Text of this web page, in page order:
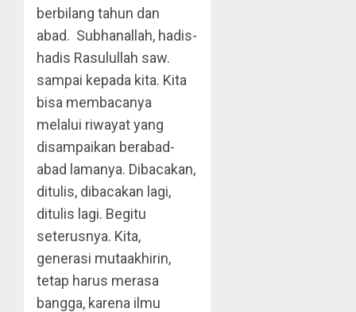
berbilang tahun dan
abad. Subhanallah, hadis-
hadis Rasulullah saw.
sampai kepada kita. Kita
bisa membacanya
melalui riwayat yang
disampaikan berabad-
abad lamanya. Dibacakan,
ditulis, dibacakan lagi,
ditulis lagi. Begitu
seterusnya. Kita,
generasi mutaakhirin,
tetap harus merasa
bangga, karena ilmu